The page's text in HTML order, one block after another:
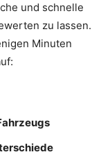
und schnelle
zu lassen.
Minuten